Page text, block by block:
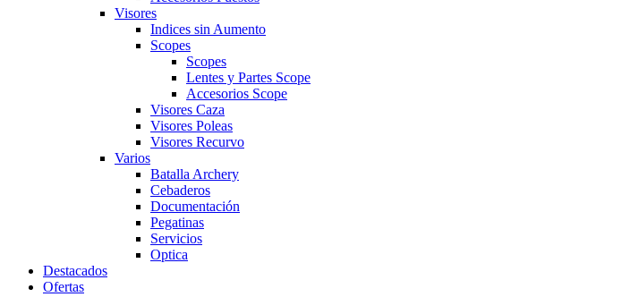
Visores
Indices sin Aumento
Scopes
Scopes
Lentes y Partes Scope
Accesorios Scope
Visores Caza
Visores Poleas
Visores Recurvo
Varios
Batalla Archery
Cebaderos
Documentación
Pegatinas
Servicios
Optica
Destacados
Ofertas